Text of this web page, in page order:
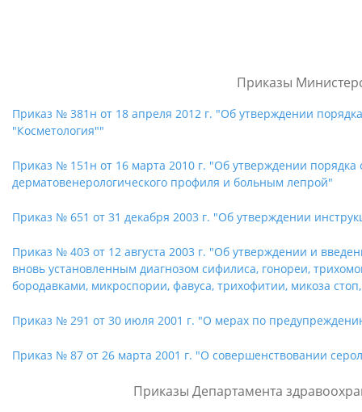
Приказы
Приказ № 381н от 18 апреля 2012 г. "Об утверждении
"Косметология""
Приказ № 151н от 16 марта 2010 г. "Об утверждении
дерматовенерологического профиля и больным лепрой"
Приказ № 651 от 31 декабря 2003 г. "Об утверждении
Приказ № 403 от 12 августа 2003 г. "Об утверждении и
вновь установленным диагнозом сифилиса, гонореи,
бородавками, микроспории, фавуса, трихофитии, микоза
Приказ № 291 от 30 июля 2001 г. "О мерах по
Приказ № 87 от 26 марта 2001 г. "О совершенствовании
Приказы Департамента